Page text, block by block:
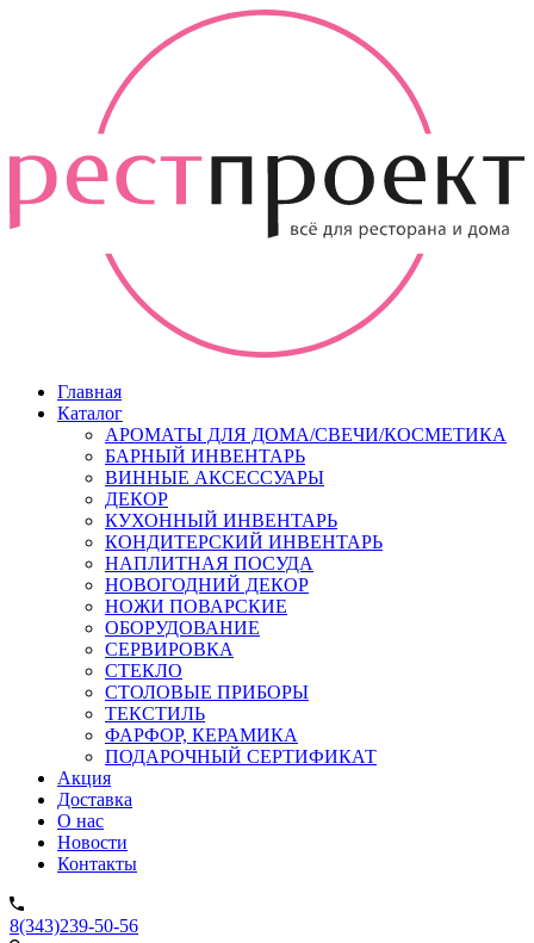
Главная
Каталог
АРОМАТЫ ДЛЯ ДОМА/СВЕЧИ/КОСМЕТИКА
БАРНЫЙ ИНВЕНТАРЬ
ВИННЫЕ АКСЕССУАРЫ
ДЕКОР
КУХОННЫЙ ИНВЕНТАРЬ
КОНДИТЕРСКИЙ ИНВЕНТАРЬ
НАПЛИТНАЯ ПОСУДА
НОВОГОДНИЙ ДЕКОР
НОЖИ ПОВАРСКИЕ
ОБОРУДОВАНИЕ
СЕРВИРОВКА
СТЕКЛО
СТОЛОВЫЕ ПРИБОРЫ
ТЕКСТИЛЬ
ФАРФОР, КЕРАМИКА
ПОДАРОЧНЫЙ СЕРТИФИКАТ
Акция
Доставка
О нас
Новости
Контакты
8(343)239-50-56